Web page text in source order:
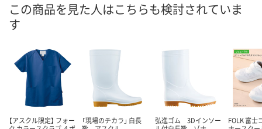
お届け日
数量
カゴへ カ
この商品を見た人はこちらも検討されていま
す
【アスクル限定】 フォー
「現場のチカラ」 白長
弘進ゴム 3Dインソー
FOLK 富士